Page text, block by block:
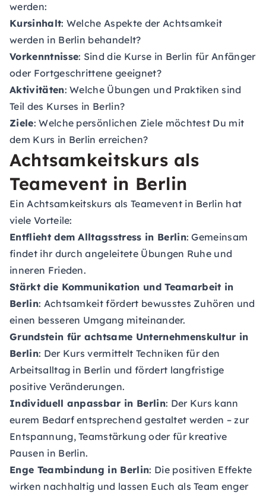
werden:
Kursinhalt: Welche Aspekte der Achtsamkeit
werden in Berlin behandelt?
Vorkenntnisse: Sind die Kurse in Berlin für Anfänger
oder Fortgeschrittene geeignet?
Aktivitäten: Welche Übungen und Praktiken sind
Teil des Kurses in Berlin?
Ziele: Welche persönlichen Ziele möchtest Du mit
dem Kurs in Berlin erreichen?
Achtsamkeitskurs als
Teamevent in Berlin
Ein Achtsamkeitskurs als Teamevent in Berlin hat
viele Vorteile:
Entflieht dem Alltagsstress in Berlin: Gemeinsam
findet ihr durch angeleitete Übungen Ruhe und
inneren Frieden.
Stärkt die Kommunikation und Teamarbeit in
Berlin: Achtsamkeit fördert bewusstes Zuhören und
einen besseren Umgang miteinander.
Grundstein für achtsame Unternehmenskultur in
Berlin: Der Kurs vermittelt Techniken für den
Arbeitsalltag in Berlin und fördert langfristige
positive Veränderungen.
Individuell anpassbar in Berlin: Der Kurs kann
eurem Bedarf entsprechend gestaltet werden – zur
Entspannung, Teamstärkung oder für kreative
Pausen in Berlin.
Enge Teambindung in Berlin: Die positiven Effekte
wirken nachhaltig und lassen Euch als Team enger